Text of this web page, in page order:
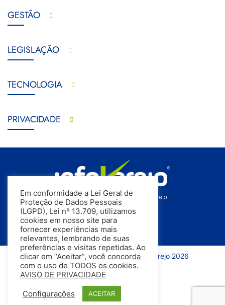
GESTÃO
LEGISLAÇÃO
TECNOLOGIA
PRIVACIDADE
Todos os direitos reservados | InfoVarejo 2026
Em conformidade a Lei Geral de
Proteção de Dados Pessoais
(LGPD), Lei nº 13.709, utilizamos
cookies em nosso site para
fornecer experiências mais
relevantes, lembrando de suas
preferências e visitas repetidas. Ao
clicar em “Aceitar”, você concorda
com o uso de TODOS os cookies.
AVISO DE PRIVACIDADE
Configurações ACEITAR